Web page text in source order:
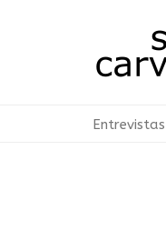
Entrevistas